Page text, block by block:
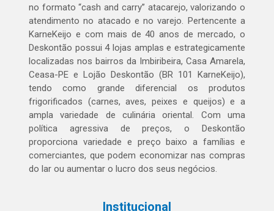
no formato “cash and carry” atacarejo, valorizando o
atendimento no atacado e no varejo. Pertencente a
KarneKeijo e com mais de 40 anos de mercado, o
Deskontão possui 4 lojas amplas e estrategicamente
localizadas nos bairros da Imbiribeira, Casa Amarela,
Ceasa-PE e Lojão Deskontão (BR 101 KarneKeijo),
tendo como grande diferencial os produtos
frigorificados (carnes, aves, peixes e queijos) e a
ampla variedade de culinária oriental. Com uma
política agressiva de preços, o Deskontão
proporciona variedade e preço baixo a famílias e
comerciantes, que podem economizar nas compras
do lar ou aumentar o lucro dos seus negócios.
Institucional